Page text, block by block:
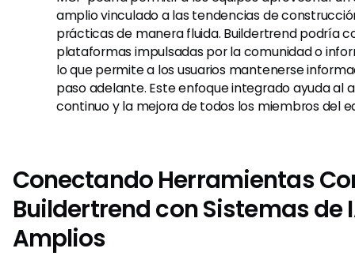
amplio vinculado a las tendencias de
prácticas de manera fluida. Buildertrend podría
plataformas impulsadas por la comunidad o
lo que permite a los usuarios mantenerse
paso adelante. Este enfoque integrado ayuda al
continuo y la mejora de todos los miembros del
Conectando Herramientas
Buildertrend con Sistemas de
Amplios